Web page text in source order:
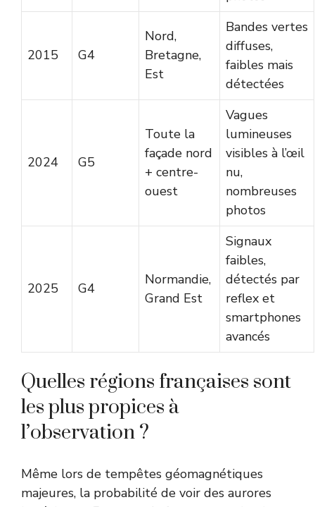
2015 G4
Nord,
Bretagne,
Est
Bandes vertes
diffuses,
faibles mais
détectées
2024 G5
Toute la
façade nord
+ centre-
ouest
Vagues
lumineuses
visibles à l’œil
nu,
nombreuses
photos
2025 G4
Normandie,
Grand Est
Signaux
faibles,
détectés par
reflex et
smartphones
avancés
Quelles régions françaises sont
les plus propices à
l’observation ?
Même lors de tempêtes géomagnétiques
majeures, la probabilité de voir des aurores